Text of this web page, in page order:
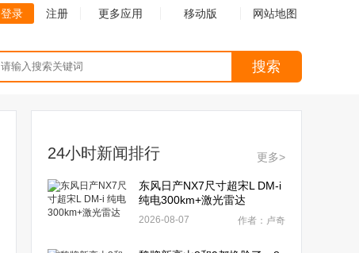
登录 注册 更多应用 移动版 网站地图
搜索
24小时新闻排行 更多>
东风日产NX7尺寸超宋L DM-i
纯电300km+激光雷达
2026-08-07 作者：卢奇